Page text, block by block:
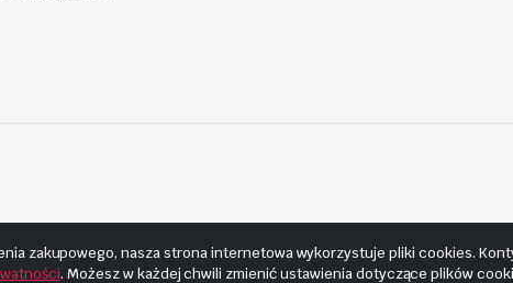
zakupowego, nasza strona internetowa wykorzystuje pliki cookies.
. Możesz w każdej chwili zmienić ustawienia dotyczące plików